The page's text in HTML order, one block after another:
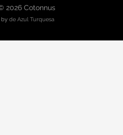
2026 Cotonnus
by de Azul Turquesa